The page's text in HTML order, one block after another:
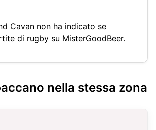
Cavan non ha indicato se
di rugby su MisterGoodBeer.
nella stessa zona